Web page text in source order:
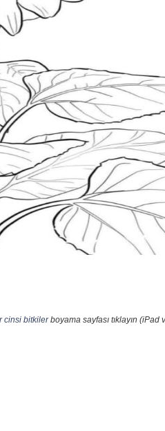
cinsi bitkilerboyama sayfası tıklayın